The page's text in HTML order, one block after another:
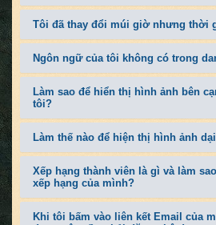
Tôi đã thay đổi múi giờ nhưng thời
Ngôn ngữ của tôi không có trong
Làm sao để hiển thị hình ảnh bên
tôi?
Làm thế nào để hiện thị hình ảnh
Xếp hạng thành viên là gì và làm
xếp hạng của mình?
Khi tôi bấm vào liên kết Email của